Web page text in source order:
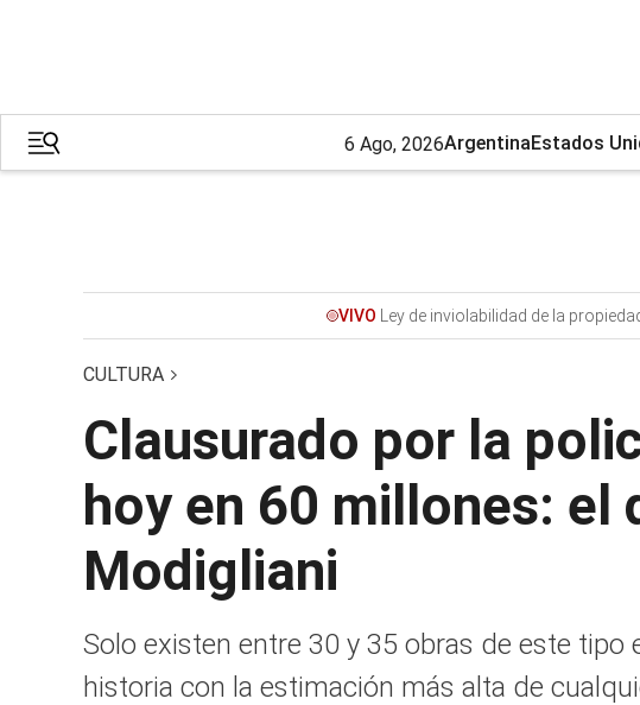
6 Ago, 2026ArgentinaEstados
VIVO Ley de inviolabilidad de la
CULTURA
Clausurado por la
hoy en 60 millones: el
Modigliani
Solo existen entre 30 y 35 obras de este
historia con la estimación más alta de